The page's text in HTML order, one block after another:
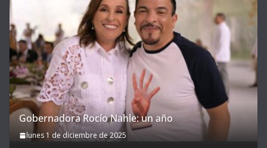
Gobernadora Rocío Nahle: un año
lunes 1 de diciembre de 2025